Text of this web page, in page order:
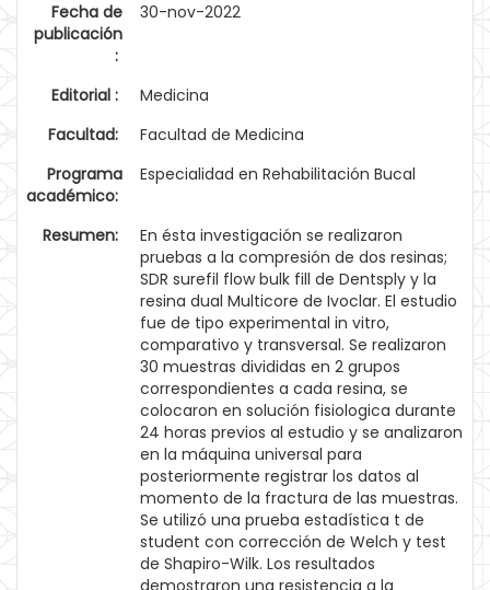
Fecha de
publicación
:
30-nov-2022
Editorial :
Medicina
Facultad:
Facultad de Medicina
Programa
académico:
Especialidad en Rehabilitación Bucal
Resumen:
En ésta investigación se realizaron
pruebas a la compresión de dos resinas;
SDR surefil flow bulk fill de Dentsply y la
resina dual Multicore de Ivoclar. El estudio
fue de tipo experimental in vitro,
comparativo y transversal. Se realizaron
30 muestras divididas en 2 grupos
correspondientes a cada resina, se
colocaron en solución fisiologica durante
24 horas previos al estudio y se analizaron
en la máquina universal para
posteriormente registrar los datos al
momento de la fractura de las muestras.
Se utilizó una prueba estadística t de
student con corrección de Welch y test
de Shapiro-Wilk. Los resultados
demostraron una resistencia a la